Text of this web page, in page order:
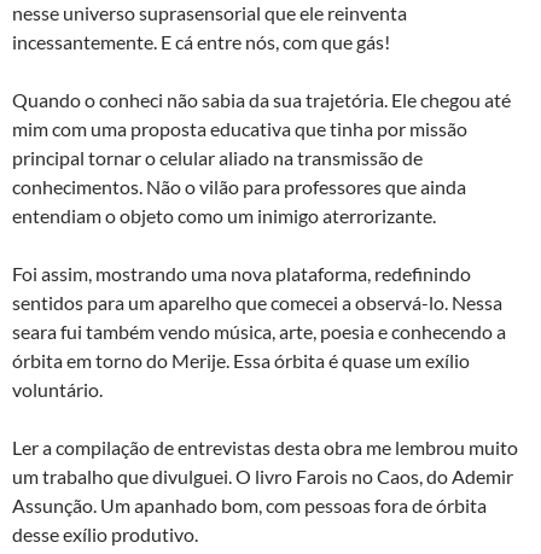
nesse universo suprasensorial que ele reinventa
incessantemente. E cá entre nós, com que gás!
Quando o conheci não sabia da sua trajetória. Ele chegou até
mim com uma proposta educativa que tinha por missão
principal tornar o celular aliado na transmissão de
conhecimentos. Não o vilão para professores que ainda
entendiam o objeto como um inimigo aterrorizante.
Foi assim, mostrando uma nova plataforma, redefinindo
sentidos para um aparelho que comecei a observá-lo. Nessa
seara fui também vendo música, arte, poesia e conhecendo a
órbita em torno do Merije. Essa órbita é quase um exílio
voluntário.
Ler a compilação de entrevistas desta obra me lembrou muito
um trabalho que divulguei. O livro Farois no Caos, do Ademir
Assunção. Um apanhado bom, com pessoas fora de órbita
desse exílio produtivo.